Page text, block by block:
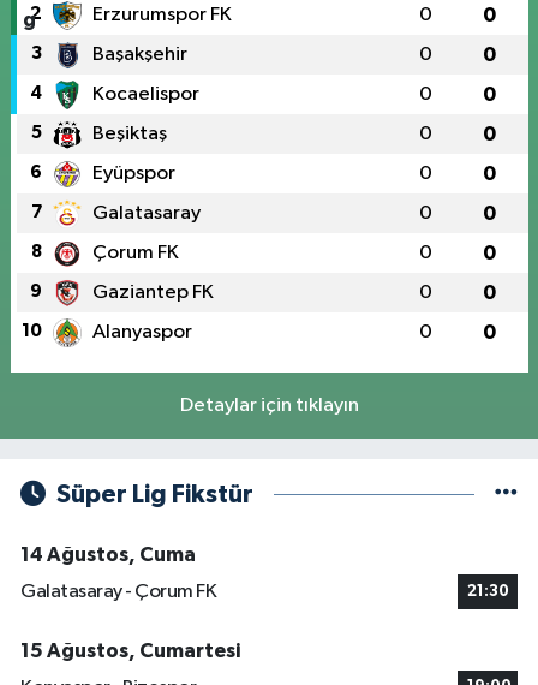
2 Erzurumspor FK 0 0
3 Başakşehir 0 0
4 Kocaelispor 0 0
5 Beşiktaş 0 0
6 Eyüpspor 0 0
7 Galatasaray 0 0
8 Çorum FK 0 0
9 Gaziantep FK 0 0
10 Alanyaspor 0 0
Detaylar için tıklayın
Süper Lig Fikstür
14 Ağustos, Cuma
Galatasaray - Çorum FK
21:30
15 Ağustos, Cumartesi